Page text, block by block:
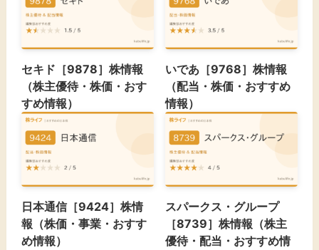
セキド［9878］株情報
（株主優待・株価・おす
すめ情報）
いであ［9768］株情報
（配当・株価・おすすめ
情報）
日本通信［9424］株情
報（株価・事業・おすす
め情報）
スパークス・グループ
［8739］株情報（株主
優待・配当・おすすめ情